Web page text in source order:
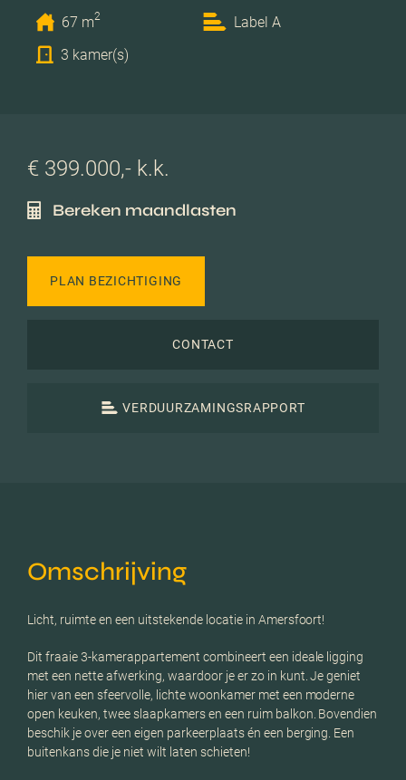
67 m2
Label A
3 kamer(s)
€ 399.000,- k.k.
Bereken maandlasten
PLAN BEZICHTIGING
CONTACT
VERDUURZAMINGSRAPPORT
Omschrijving
Licht, ruimte en een uitstekende locatie in Amersfoort!
Dit fraaie 3-kamerappartement combineert een ideale ligging
met een nette afwerking, waardoor je er zo in kunt. Je geniet
hier van een sfeervolle, lichte woonkamer met een moderne
open keuken, twee slaapkamers en een ruim balkon. Bovendien
beschik je over een eigen parkeerplaats én een berging. Een
buitenkans die je niet wilt laten schieten!